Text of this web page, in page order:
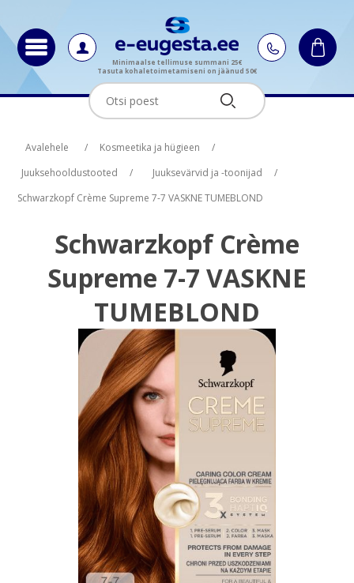
Minimaalse tellimuse summani 25€
Tasuta kohaletoimetamiseni on jäänud 50€
Avalehele / Kosmeetika ja hügieen
/
Juuksehooldustooted
/ Juuksevärvid ja -toonijad
/
Schwarzkopf Crème Supreme 7-7 VASKNE TUMEBLOND
Schwarzkopf Crème
Supreme 7-7 VASKNE
TUMEBLOND